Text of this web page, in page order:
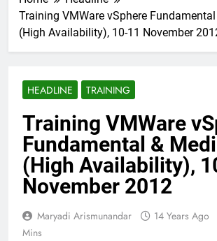
Training VMWare vSphere
(High Availability), 10-11 November
HEADLINE TRAINING
Training VMWare
Fundamental &
(High Availability),
November 2012
Maryadi Arismunandar 14 Years Ago
Mins